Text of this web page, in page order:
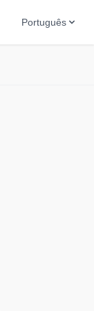
Português